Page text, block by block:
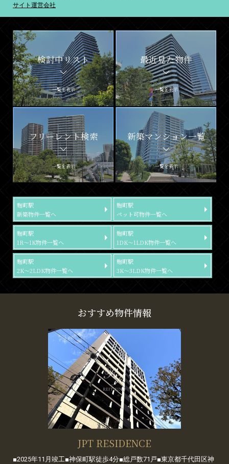
サイト運営会社
検討中リスト
一覧を表示
最近見た物件
一覧を表示
フリーレント検索
一覧を表示
新築マンション一覧
一覧を表示
麹町駅
新築物件一覧へ
麹町駅
ペット可物件一覧へ
麹町駅
1R～1K物件一覧へ
麹町駅
1DK～1LDK物件一覧へ
麹町駅
2K～2LDK物件一覧へ
麹町駅
3K～3LDK物件一覧へ
おすすめ物件情報
JPT RESIDENCE
■2025年11月竣工■神保町駅徒歩4分■総戸数71戸■東京都千代田区神